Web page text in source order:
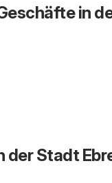
in
der Stadt